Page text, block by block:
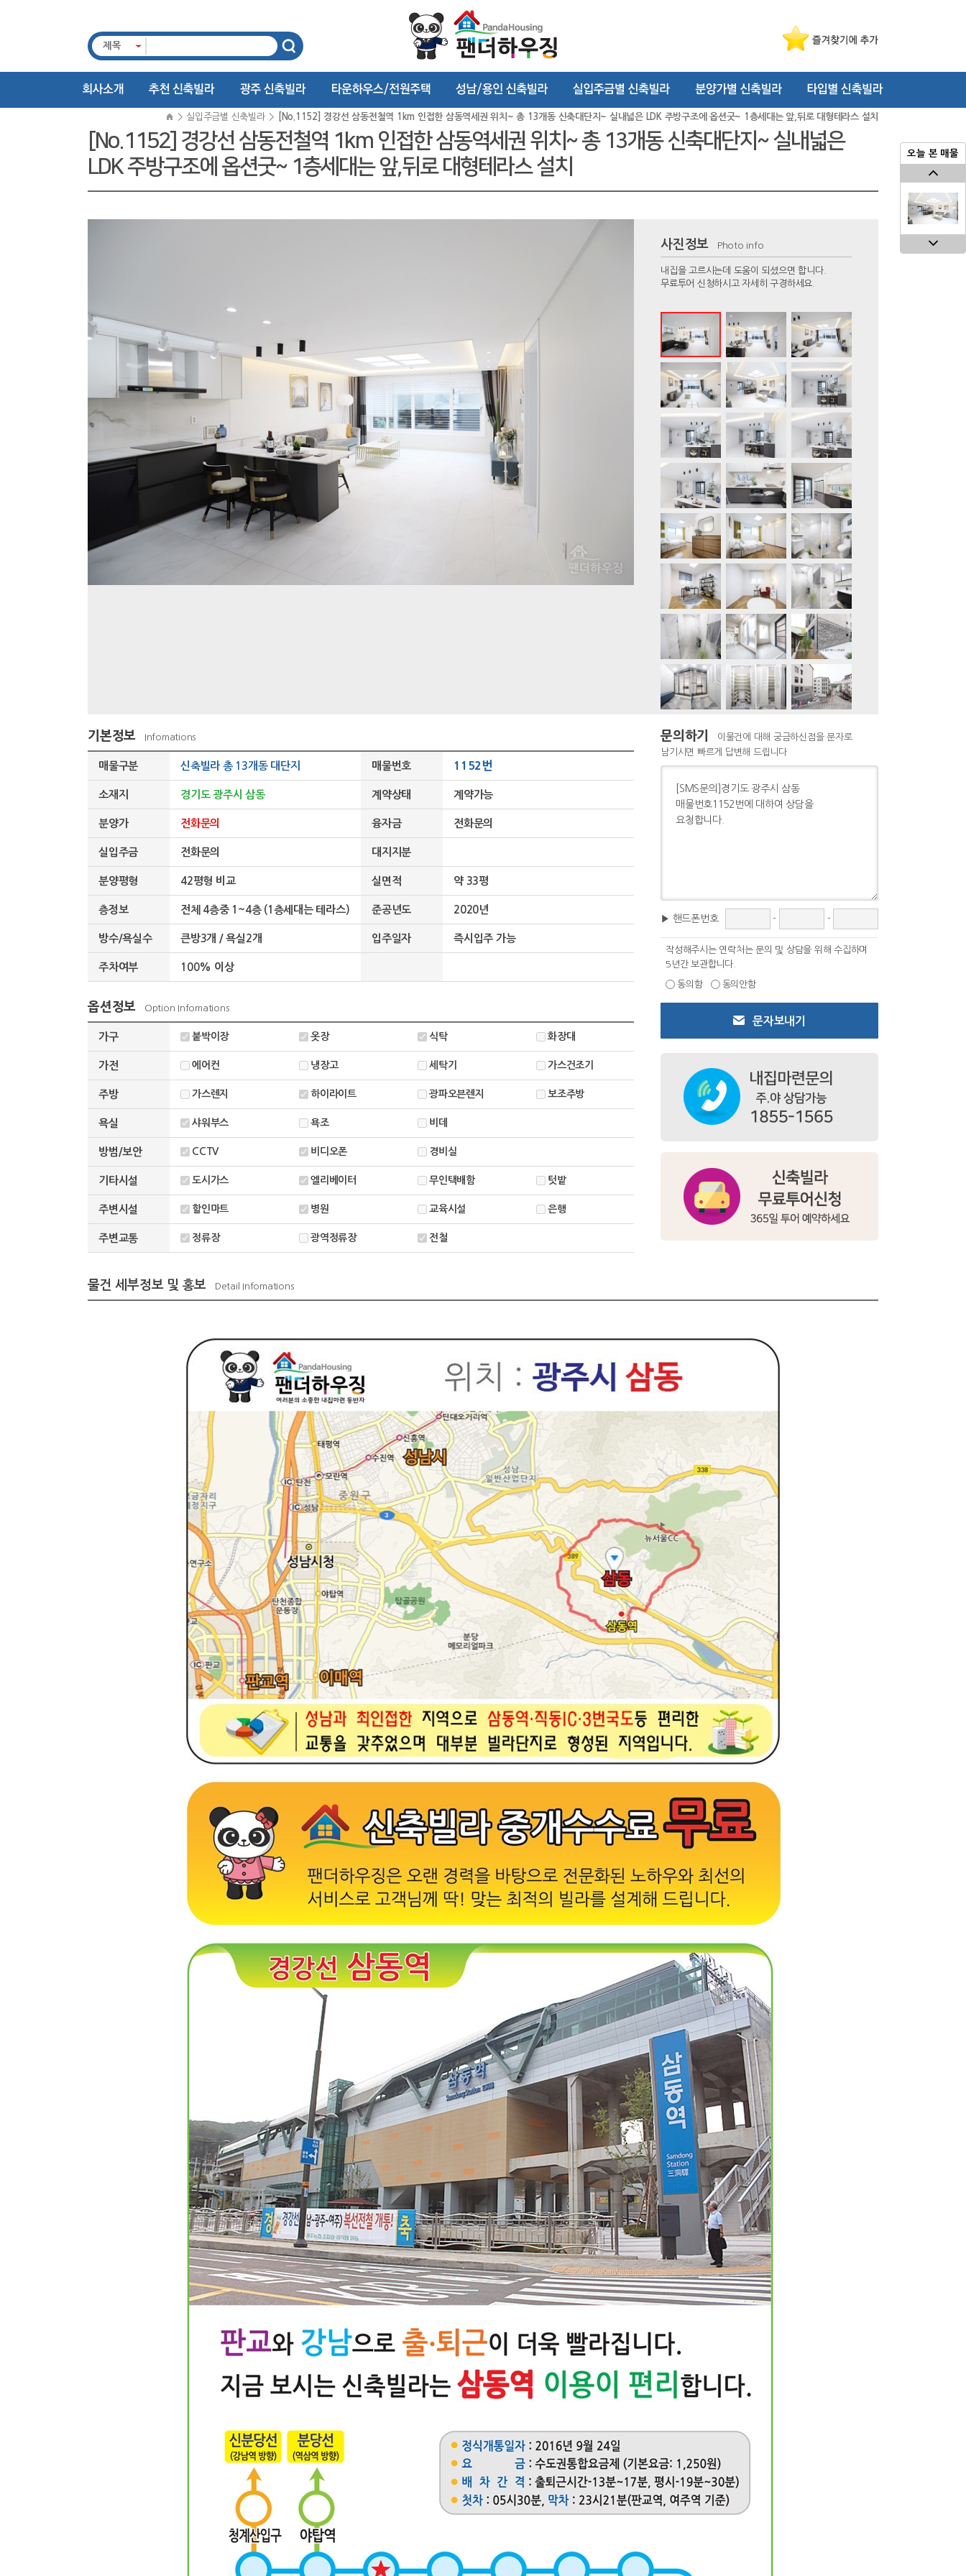
제목
[No.1152] 경강선 삼동전철역 1km 인접한 삼동역세권 위치~ 총 13개동 신축대단지~ 실내넓은
LDK 주방구조에 옵션굿~ 1층세대는 앞,뒤로 대형테라스 설치
> 실입주금별 신축빌라 > [No.1152] 경강선 삼동전철역 1km 인접한 삼동역세권 위치~ 총 13개동 신축대단지~ 실내넓은 LDK 주방구조에 옵션굿~ 1층세대는 앞,뒤로 대형테라스 설치
사진정보 Photo info
내집을 고르시는데 도움이 되셨으면 합니다.
무료투어 신청하시고 자세히 구경하세요.
기본정보 Infomations
매물구분 신축빌라 총 13개동 대단지 매물번호 1152번
소재지 경기도 광주시 삼동 계약상태 계약가능
분양가 전화문의 융자금 전화문의
실입주금 전화문의 대지지분
분양평형 42평형 비교 실면적 약 33평
층정보 전체 4층중 1~4층 (1층세대는 테라스) 준공년도 2020년
방수/욕실수 큰방3개 / 욕실2개 입주일자 즉시입주 가능
주차여부 100% 이상
옵션정보 Option Infomations
가구 붙박이장 옷장 식탁 화장대
가전 에어컨 냉장고 세탁기 가스건조기
주방 가스렌지 하이라이트 광파오븐렌지 보조주방
욕실 샤워부스 욕조 비데
방범/보안 CCTV 비디오폰 경비실
기타시설 도시가스 엘리베이터 무인택배함 텃밭
주변시설 할인마트 병원 교육시설 은행
주변교통 정류장 광역정류장 전철
문의하기
이물건에 대해 궁금하신점을 문자로
남기시면 빠르게 답변해 드립니다
▶ 핸드폰번호 - -
작성해주시는 연락처는 문의 및 상담을 위해 수집하며
5년간 보관합니다.
동의함 동의안함
문자보내기
물건 세부정보 및 홍보 Detail Infomations
오늘 본 매물